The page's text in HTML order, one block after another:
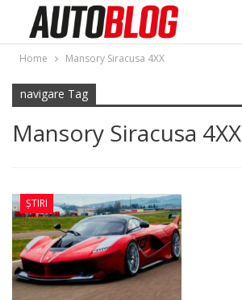
Home Mansory Siracusa 4XX
navigare Tag
Mansory Siracusa 4XX
ȘTIRI